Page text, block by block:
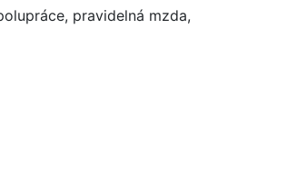
pravidelná mzda,